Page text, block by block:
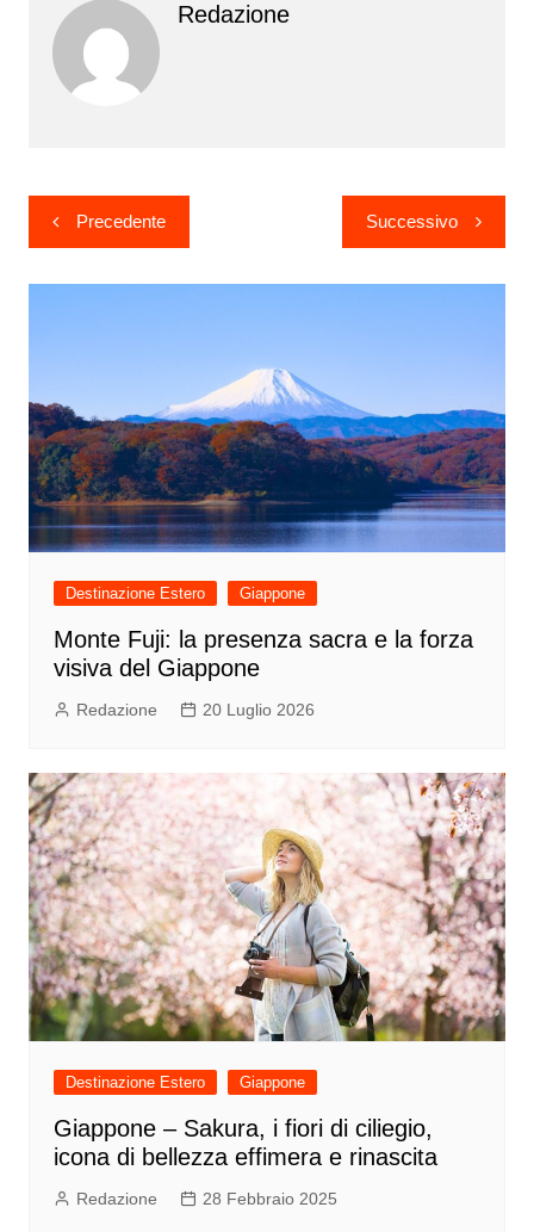
Redazione
Navigazione
articoli
Precedente Successivo
Destinazione Estero Giappone
Monte Fuji: la presenza sacra e la forza
visiva del Giappone
Redazione 20 Luglio 2026
Destinazione Estero Giappone
Giappone – Sakura, i fiori di ciliegio,
icona di bellezza effimera e rinascita
Redazione 28 Febbraio 2025